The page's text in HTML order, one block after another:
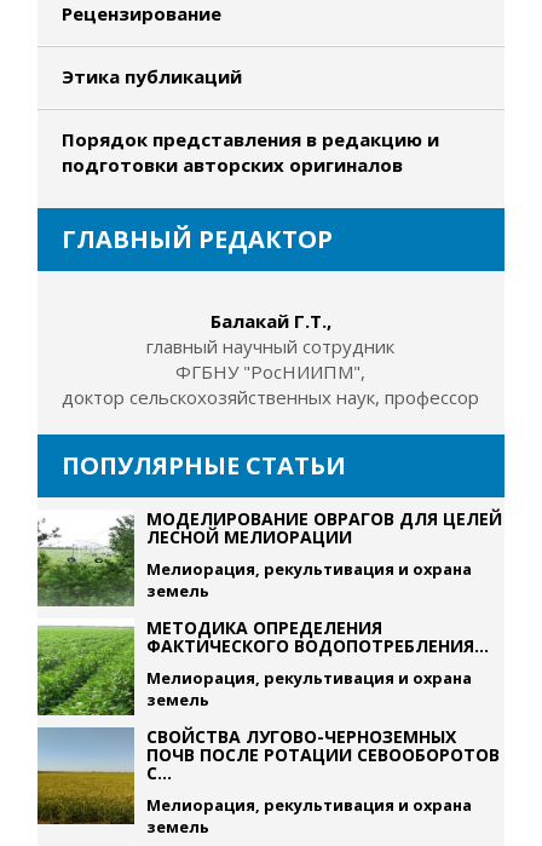
Рецензирование
Этика публикаций
Порядок представления в редакцию и
подготовки авторских оригиналов
ГЛАВНЫЙ РЕДАКТОР
Балакай Г.Т.,
главный научный сотрудник
ФГБНУ "РосНИИПМ",
доктор сельскохозяйственных наук, профессор
ПОПУЛЯРНЫЕ СТАТЬИ
МОДЕЛИРОВАНИЕ ОВРАГОВ ДЛЯ ЦЕЛЕЙ
ЛЕСНОЙ МЕЛИОРАЦИИ
Мелиорация, рекультивация и охрана
земель
МЕТОДИКА ОПРЕДЕЛЕНИЯ
ФАКТИЧЕСКОГО ВОДОПОТРЕБЛЕНИЯ...
Мелиорация, рекультивация и охрана
земель
СВОЙСТВА ЛУГОВО-ЧЕРНОЗЕМНЫХ
ПОЧВ ПОСЛЕ РОТАЦИИ СЕВООБОРОТОВ
С...
Мелиорация, рекультивация и охрана
земель